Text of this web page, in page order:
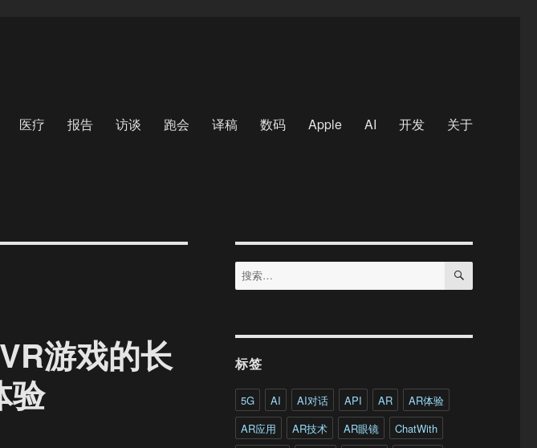
医疗 报告 访谈 跑会 译稿 数码 Apple AI 开发 关于
游戏的长
验
搜
索：
搜
标签
5G AI AI对话 API AR
AR体验
AR应用
AR技术 AR眼镜
ChatWith